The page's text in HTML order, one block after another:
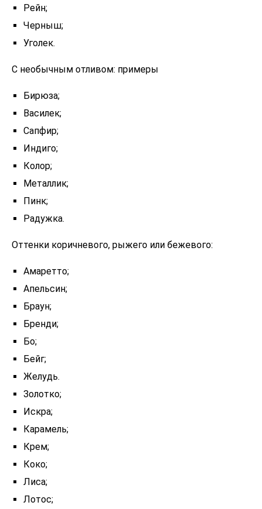
Рейн;
Черныш;
Уголек.
С необычным отливом: примеры
Бирюза;
Василек;
Сапфир;
Индиго;
Колор;
Металлик;
Пинк;
Радужка.
Оттенки коричневого, рыжего или бежевого:
Амаретто;
Апельсин;
Браун;
Бренди;
Бо;
Бейг;
Желудь.
Золотко;
Искра;
Карамель;
Крем;
Коко;
Лиса;
Лотос;